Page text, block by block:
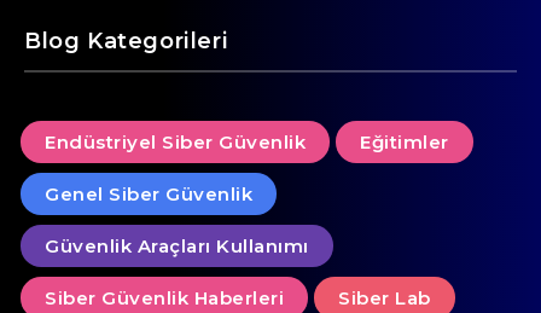
Blog Kategorileri
Endüstriyel Siber Güvenlik Eğitimler
Genel Siber Güvenlik
Güvenlik Araçları Kullanımı
Siber Güvenlik Haberleri Siber Lab